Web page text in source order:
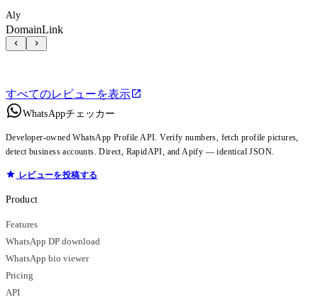
Aly
DomainLink
すべてのレビューを表示
WhatsAppチェッカー
Developer-owned WhatsApp Profile API. Verify numbers, fetch profile pictures,
detect business accounts. Direct, RapidAPI, and Apify — identical JSON.
レビューを投稿する
Product
Features
WhatsApp DP download
WhatsApp bio viewer
Pricing
API